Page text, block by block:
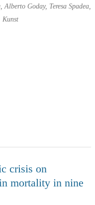
Goday, Teresa Spadea,
Kunst
crisis on
mortality in nine